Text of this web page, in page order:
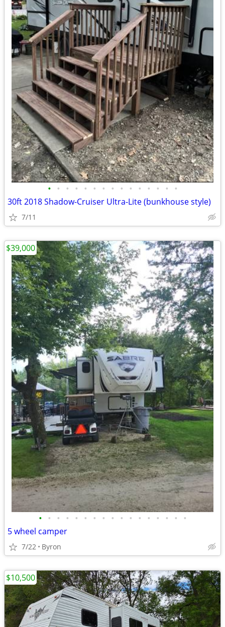
• • • • • • • • • • • • • • •
30ft 2018 Shadow-Cruiser Ultra-Lite (bunkhouse style)
7/11
• • • • • • • • • • • • • • • • •
5 wheel camper
7/22 Byron
$39,000
$10,500